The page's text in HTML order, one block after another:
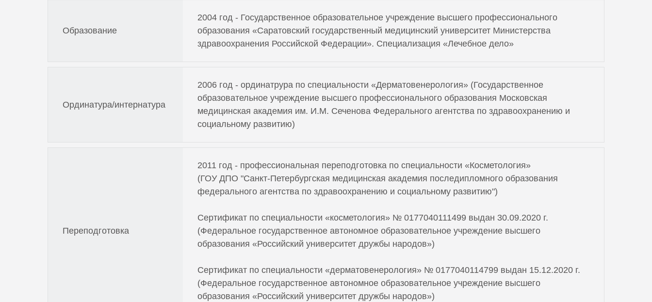
Образование
2004 год - Государственное образовательное учреждение высшего профессионального
образования «Саратовский государственный медицинский университет Министерства
здравоохранения Российской Федерации». Специализация «Лечебное дело»
Ординатура/интернатура
2006 год - ординатрура по специальности «Дерматовенерология» (Государственное
образовательное учреждение высшего профессионального образования Московская
медицинская академия им. И.М. Сеченова Федерального агентства по здравоохранению и
социальному развитию)
Переподготовка
2011 год - профессиональная переподготовка по специальности «Косметология»
(ГОУ ДПО "Санкт-Петербургская медицинская академия последипломного образования
федерального агентства по здравоохранению и социальному развитию")
Сертификат по специальности «косметология» № 0177040111499 выдан 30.09.2020 г.
(Федеральное государственное автономное образовательное учреждение высшего
образования «Российский университет дружбы народов»)
Сертификат по специальности «дерматовенерология» № 0177040114799 выдан 15.12.2020 г.
(Федеральное государственное автономное образовательное учреждение высшего
образования «Российский университет дружбы народов»)